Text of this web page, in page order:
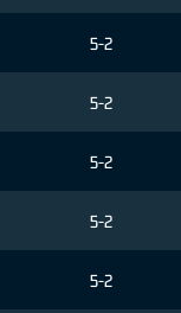
5-2
5-2
5-2
5-2
5-2